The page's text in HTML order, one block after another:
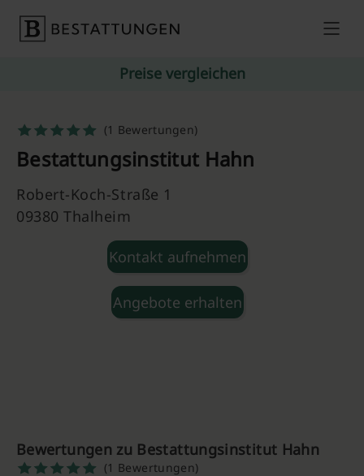
Preise vergleichen
(1 Bewertungen)
Bestattungsinstitut Hahn
Robert-Koch-Straße 1
09380 Thalheim
Kontakt aufnehmen
Angebote erhalten
Bewertungen zu Bestattungsinstitut Hahn
(1 Bewertungen)